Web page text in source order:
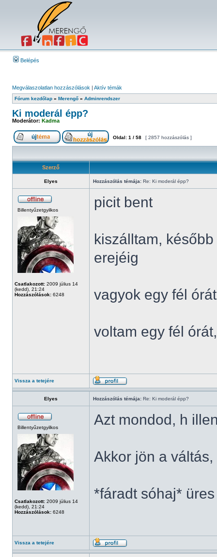
Belépés
Megválaszolatlan hozzászólások | Aktív témák
Fórum kezdőlap » Merengő » Adminrendszer
Ki moderál épp?
Moderátor: Kadma
Oldal: 1 / 58 [ 2857 hozzászólás ]
Szerző
Elyes Hozzászólás témája: Re: Ki moderál épp?
Billentyűzetgyilkos
Csatlakozott: 2009 július 14
(kedd), 21:24
Hozzászólások: 6248
picit bent
kiszálltam,
erejéig
vagyok egy fél órát
voltam egy fél
Vissza a tetejére
Elyes Hozzászólás témája: Re: Ki moderál épp?
Billentyűzetgyilkos
Csatlakozott: 2009 július 14
(kedd), 21:24
Hozzászólások: 6248
Azt mondod, h
Akkor jön a
*fáradt sóhaj* üres
Vissza a tetejére